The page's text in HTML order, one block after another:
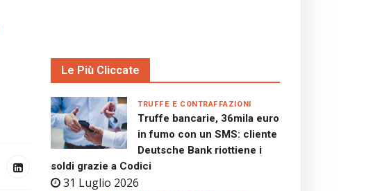
Le Più Cliccate
Truffe bancarie, 36mila euro
in fumo con un SMS: cliente
Deutsche Bank riottiene i
soldi grazie a Codici
31 Luglio 2026
TRUFFE E CONTRAFFAZIONI